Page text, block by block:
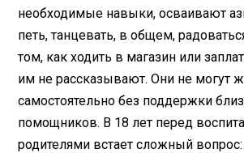
необходимые навыки, осваивают
петь, танцевать, в общем,
том, как ходить в магазин или
им не рассказывают. Они не могут
самостоятельно без поддержки
помощников. В 18 лет перед
родителями встает сложный вопрос: